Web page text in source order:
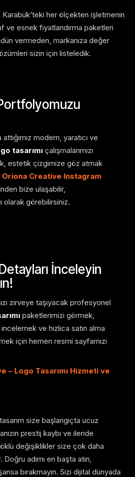
her ölçekten işletmenin
ve esnek fiyatlandırma paketleri
vermeden, markanıza değer
sizin için listeledik.
modern, yaratıcı ve
tasarımı çalışmalarımızı
estetik çizgimize göz atmak
Oriona Creative Instagram
bize ulaşabilir,
olarak görebilirsiniz.
İnceleyin
zirveye taşıyacak profesyonel
paketlerimizi görmek,
ve hızlıca satın alma
için hemen resmi sayfamızı
– Logo Tasarımı Hizmeti ve
size başlangıçta ucuz
prestij kaybı ve ileride
değişiklikler size çok daha
adımı en başta atın,
bırakmayın. Sizi dijital dünyada